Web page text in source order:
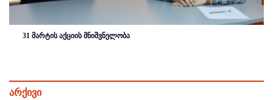
31 მარტის აქციის მნიშვნელობა
არქივი